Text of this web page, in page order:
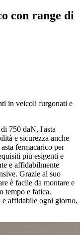
con range di
in veicoli furgonati e
750 daN, l'asta
e sicurezza anche
fermacarico per
più esigenti e
e affidabilmente
Grazie al suo
è facile da montare e
tempo e fatica.
e affidabile ogni giorno,